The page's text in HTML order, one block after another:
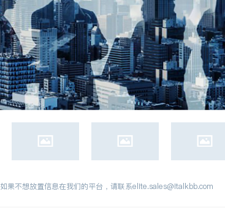
如果不想放置信息在我们的平台，请联系elite.sales@italkbb.com